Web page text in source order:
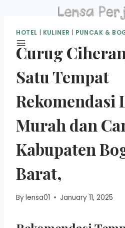
content
HOTEL KULINER PUNCAK &
Curug
Satu Tempat
Rekomendasi
Murah dan
Kabupaten
Barat,
Bylensa01 January 11, 2025